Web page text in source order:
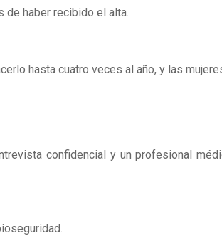
haber recibido el alta.
hasta cuatro veces al año, y las
confidencial y un profesional